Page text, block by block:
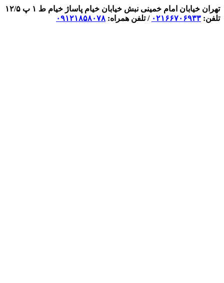
تهران خیابان امام خمینی نبش خیابان خیام پاساژ خیام ط ۱ پ ۱۲/۵
تلفن: ۰۲۱۶۶۷۰۶۹۳۳ / تلفن همراه: ۰۹۱۲۱۸۵۸۰۷۸